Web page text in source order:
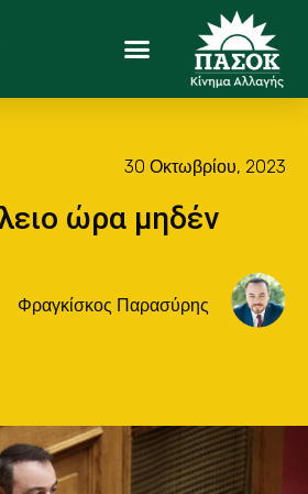
30 Οκτωβρίου, 2023
ώρα μηδέν
Φραγκίσκος Παρασύρης